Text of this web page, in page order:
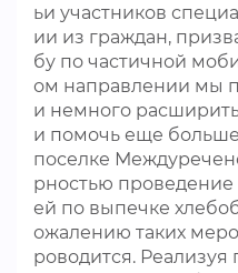
ьи участников
ии из граждан,
бу по частичной
ом направлении мы
и немного
и помочь еще
поселке
рностью проведение
ей по выпечке
ожалению таких
роводится.